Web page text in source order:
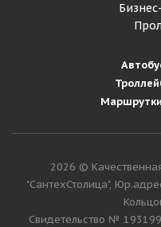
2026 ©
"СантехСтолица",
Cвидетельство №